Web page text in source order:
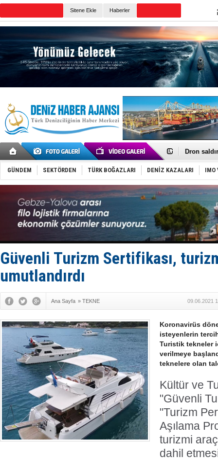
Sitene Ekle Haberler
Gemi
Dron
'REGAL 1'
Gemide 5
Yakıt
Rus
Tatil
Rusya,
Enejota
Denizcilik
Taksi
GÜNDEM SEKTÖRDEN TÜRK BOĞAZLARI DENİZ KAZALARI IMO
Güvenli Turizm Sertifikası,
umutlandırdı
Ana Sayfa » TEKNE 09.06.2021
Koronavirüs
isteyenlerin
Turistik tekneler
verilmeye
teknelere olan
Kültür ve
"Güvenli
"Turizm
Aşılama
turizmi
dahil